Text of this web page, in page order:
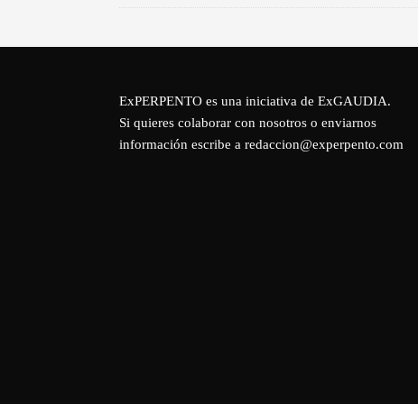
ExPERPENTO es una iniciativa de ExGAUDIA.
Si quieres colaborar con nosotros o enviarnos
información escribe a redaccion@experpento.com